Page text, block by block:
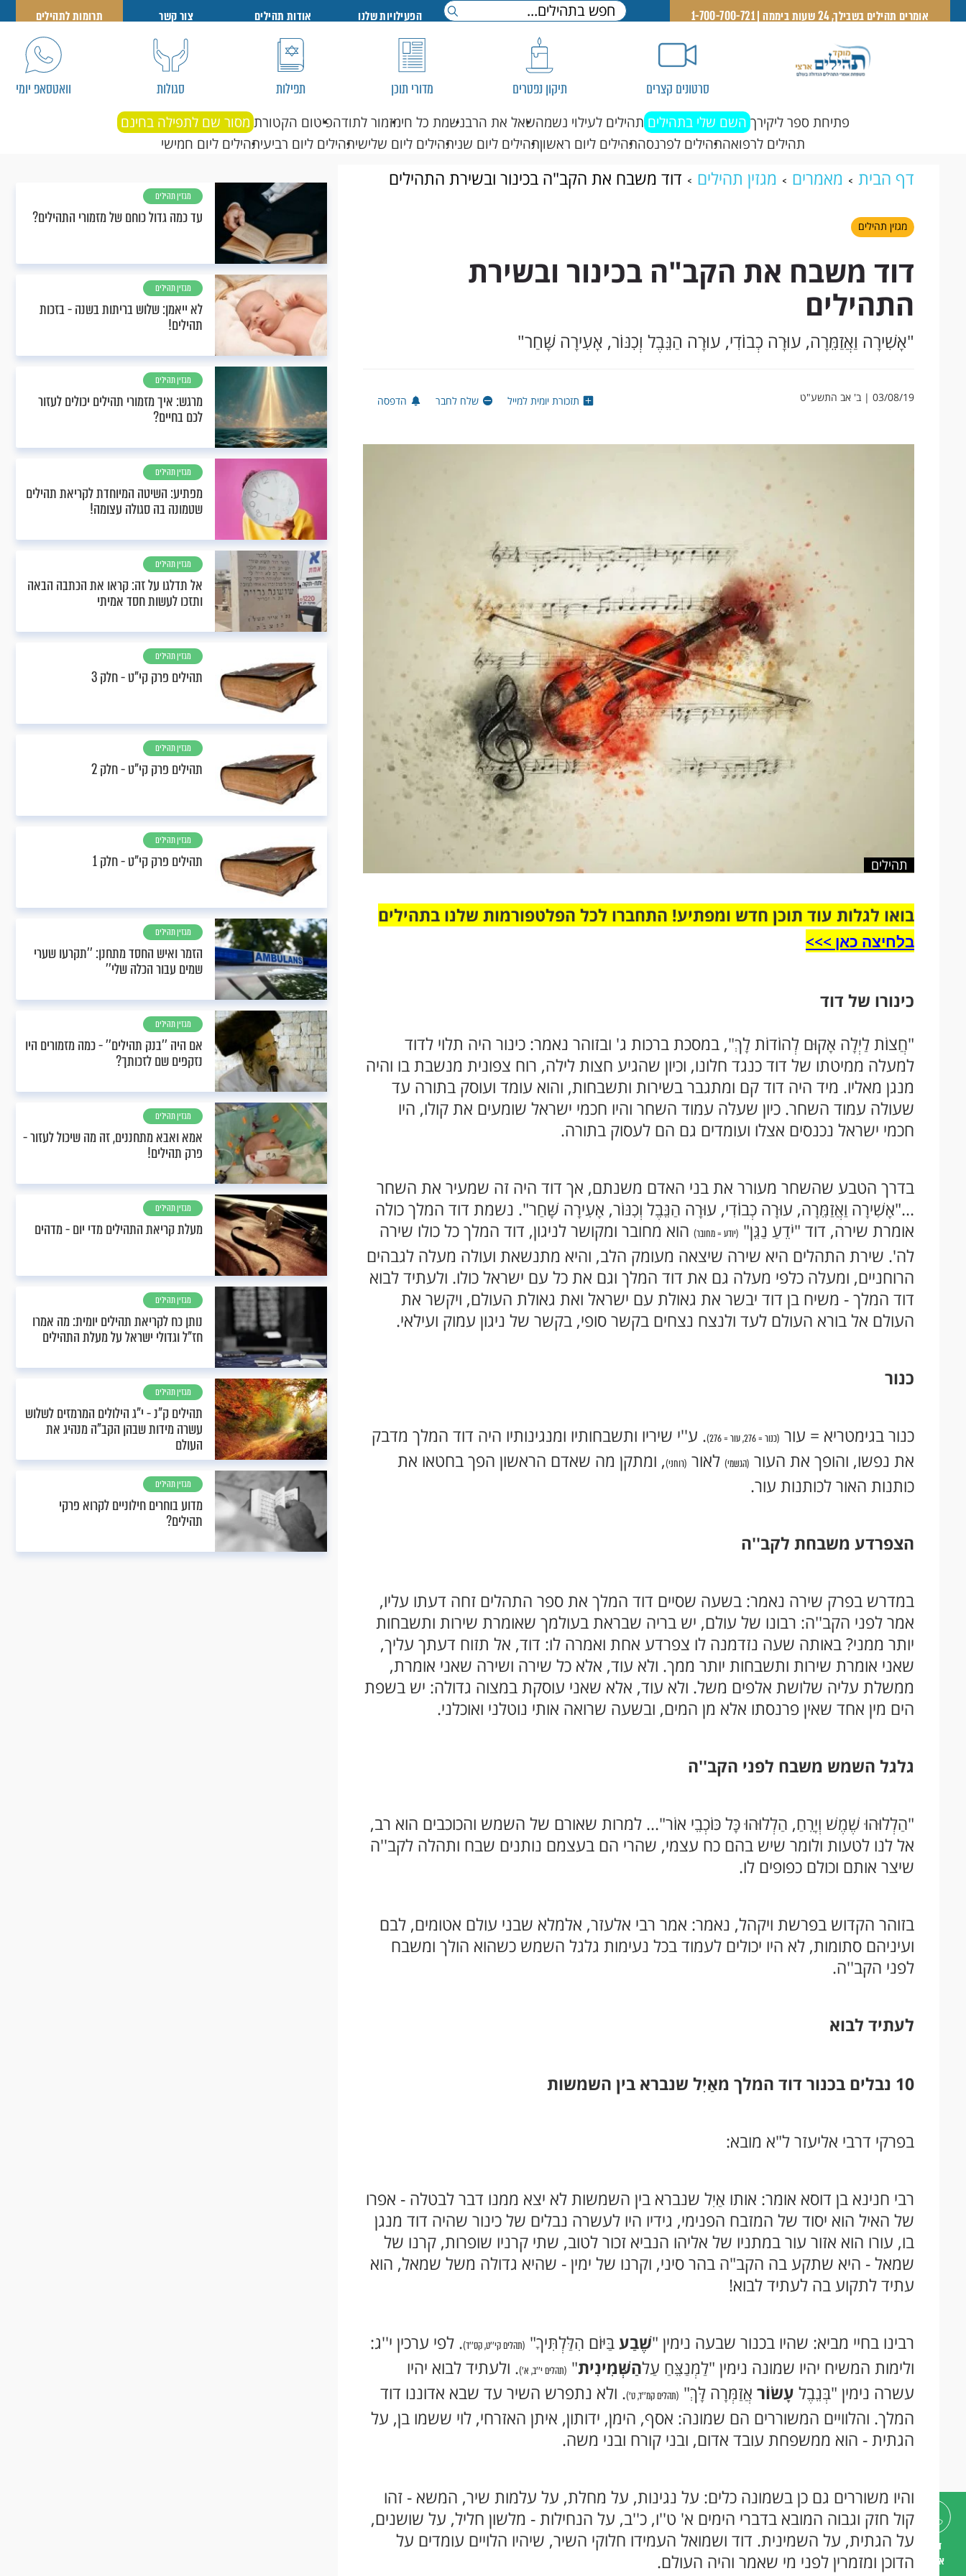
דברו
איתנו
אומרים תהילים בשבילך, 24 שעות ביממה | 1-700-700-721 הפעילויות שלנו אודות תהילים צור קשר תרומות לתהילים
סרטונים קצרים תיקון נפטרים מדורי תוכן תפילות סגולות וואטסאפ יומי
פתיחת ספר ליקירך השם שלי בתהילים תהילים לעילוי נשמהשאל את הרבנשמת כל חימזמור לתודהפיטום הקטורת מסור שם לתפילה בחינם
תהילים לרפואהתהילים לפרנסהתהילים ליום ראשוןתהילים ליום שניתהילים ליום שלישיתהילים ליום רביעיתהילים ליום חמישי
דף הבית מאמרים מגזין תהילים דוד משבח את הקב"ה בכינור ובשירת התהילים
מגזין תהילים
דוד משבח את הקב"ה בכינור ובשירת
התהילים
"אָשִׁירָה וַאֲזַמֵּרָה, עוּרָה כְבוֹדִי, עוּרָה הַנֵּבֶל וְכִנּוֹר, אָעִירָה שָּׁחַר"
03/08/19 | ב' אב התשע"ט תזכורת יומית למייל שלח לחבר הדפסה
תהילים
בואו לגלות עוד תוכן חדש ומפתיע! התחברו לכל הפלטפורמות שלנו בתהילים
בלחיצה כאן >>>​
כינורו של דוד
"חֲצוֹת לַיְלָה אָקוּם לְהוֹדוֹת לָךְ", במסכת ברכות ג' ובזוהר נאמר: כינור היה תלוי לדוד
למעלה ממיטתו של דוד כנגד חלונו, וכיון שהגיע חצות לילה, רוח צפונית מנשבת בו והיה
מנגן מאליו. מיד היה דוד קם ומתגבר בשירות ותשבחות, והוא עומד ועוסק בתורה עד
שעולה עמוד השחר. כיון שעלה עמוד השחר והיו חכמי ישראל שומעים את קולו, היו
חכמי ישראל נכנסים אצלו ועומדים גם הם לעסוק בתורה.
בדרך הטבע שהשחר מעורר את בני האדם משנתם, אך דוד היה זה שמעיר את השחר
..."אָשִׁירָה וַאֲזַמֵּרָה, עוּרָה כְבוֹדִי, עוּרָה הַנֵּבֶל וְכִנּוֹר, אָעִירָה שָּׁחַר". נשמת דוד המלך כולה
אומרת שירה, דוד "יֹדֵעַ נַגֵּן" (יודע = מחובר) הוא מחובר ומקושר לניגון, דוד המלך כל כולו שירה
לה'. שירת התהלים היא שירה שיצאה מעומק הלב, והיא מתנשאת ועולה מעלה לגבהים
הרוחניים, ומעלה כלפי מעלה גם את דוד המלך וגם את כל עם ישראל כולו. ולעתיד לבוא
דוד המלך - משיח בן דוד יבשר את גאולת עם ישראל ואת גאולת העולם, ויקשר את
העולם אל בורא העולם לעד ולנצח נצחים בקשר סופי, בקשר של ניגון עמוק ועילאי.
כנור
כנור בגימטריא = עור (כנור = 276, עור = 276)
. ע''י שיריו ותשבחותיו ומנגינותיו היה דוד המלך מדבק
את נפשו, והופך את העור (הגשמי) לאור (רוחני), ומתקן מה שאדם הראשון הפך בחטאו את
כותנות האור לכותנות עור.
הצפרדע משבחת לקב''ה
במדרש בפרק שירה נאמר: בשעה שסיים דוד המלך את ספר התהלים זחה דעתו עליו,
אמר לפני הקב''ה: רבונו של עולם, יש בריה שבראת בעולמך שאומרת שירות ותשבחות
יותר ממני? באותה שעה נזדמנה לו צפרדע אחת ואמרה לו: דוד, אל תזוח דעתך עליך,
שאני אומרת שירות ותשבחות יותר ממך. ולא עוד, אלא כל שירה ושירה שאני אומרת,
ממשלת עליה שלושת אלפים משל. ולא עוד, אלא שאני עוסקת במצוה גדולה: יש בשפת
הים מין אחד שאין פרנסתו אלא מן המים, ובשעה שרואה אותי נוטלני ואוכלני.
גלגל השמש משבח לפני הקב''ה
"הַלְלוּהוּ שֶׁמֶשׁ וְיָרֵחַ, הַלְלוּהוּ כָּל כּוֹכְבֵי אוֹר"... למרות שאורם של השמש והכוכבים הוא רב,
אל לנו לטעות ולומר שיש בהם כח עצמי, שהרי הם בעצמם נותנים שבח ותהלה לקב''ה
שיצר אותם וכולם כפופים לו.
בזוהר הקדוש בפרשת ויקהל, נאמר: אמר רבי אלעזר, אלמלא שבני עולם אטומים, לבם
ועיניהם סתומות, לא היו יכולים לעמוד בכל נעימות גלגל השמש כשהוא הולך ומשבח
לפני הקב''ה.
לעתיד לבוא
10 נבלים בכנור דוד המלך מאַיִל שנברא בין השמשות
בפרקי דרבי אליעזר ל"א מובא:
רבי חנינא בן דוסא אומר: אותו אַיִל שנברא בין השמשות לא יצא ממנו דבר לבטלה - אפרו
של האיל הוא יסוד של המזבח הפנימי, גידיו היו לעשרה נבלים של כינור שהיה דוד מנגן
בו, עורו הוא אזור עור במתניו של אליהו הנביא זכור לטוב, שתי קרניו שופרות, קרנו של
שמאל - היא שתקע בה הקב"ה בהר סיני, וקרנו של ימין - שהיא גדולה משל שמאל, הוא
עתיד לתקוע בה לעתיד לבוא!
רבינו בחיי מביא: שהיו בכנור שבעה נימין "שֶׁבַעבַּיּוֹם הִלַּלְתִּיךָ" (תהלים קי''ט, קס''ד). לפי ערכין י''ג:
ולימות המשיח יהיו שמונה נימין "לַמְנַצֵּחַ עַלהַשְּׁמִינִית" (תהלים י''ב, א'). ולעתיד לבוא יהיו
עשרה נימין "בְּנֵבֶל עָשׂוֹר אֲזַמְּרָה לָּךְ" (תהלים קמ''ד, ט'). ולא נתפרש השיר עד שבא אדוננו דוד
המלך. והלוויים המשוררים הם שמונה: אסף, הימן, ידותון, איתן האזרחי, לוי ששמו בן, על
הגתית - הוא ממשפחת עובד אדום, ובני קורח ובני משה.
והיו משוררים גם כן בשמונה כלים: על נגינות, על מחלת, על עלמות שיר, המשא - זהו
קול חזק וגבוה המובא בדברי הימים א' ט''ו, כ''ב, על הנחילות - מלשון חליל, על שושנים,
על הגתית, על השמינית. דוד ושמואל העמידו חלוקי השיר, שיהיו הלויים עומדים על
הדוכן ומזמרין לפני מי שאמר והיה העולם.
מגזין תהילים
עד כמה גדול כוחם של מזמורי התהילים?
מגזין תהילים
לא ייאמן: שלוש בריתות בשנה - בזכות
תהילים!
מגזין תהילים
מרגש: איך מזמורי תהילים יכולים לעזור
לכם בחיים?
מגזין תהילים
מפתיע: השיטה המיוחדת לקריאת תהילים
שטמונה בה סגולה עצומה!
מגזין תהילים
אל תדלגו על זה: קראו את הכתבה הבאה
ותזכו לעשות חסד אמיתי
מגזין תהילים
תהילים פרק קי"ט - חלק 3
מגזין תהילים
תהילים פרק קי"ט - חלק 2
מגזין תהילים
תהילים פרק קי"ט - חלק 1
מגזין תהילים
הזמר ואיש החסד מתחנן: ’’תקרעו שערי
שמים עבור הכלה שלי’’
מגזין תהילים
אם היה ’’בנק תהילים’’ - כמה מזמורים היו
נזקפים שם לזכותך?
מגזין תהילים
אמא ואבא מתחננים, זה מה שיכול לעזור -
פרק תהילים!
מגזין תהילים
מעלת קריאת התהילים מדי יום - מדהים
מגזין תהילים
נותן כח לקריאת תהילים יומית: מה אמרו
חז"ל וגדולי ישראל על מעלת התהילים
מגזין תהילים
תהילים ק"נ - י"ג הילולים המרמזים לשלוש
עשרה מידות שבהן הקב"ה מנהיג את
העולם
מגזין תהילים
מדוע בוחרים חילוניים לקרוא פרקי
תהילים?